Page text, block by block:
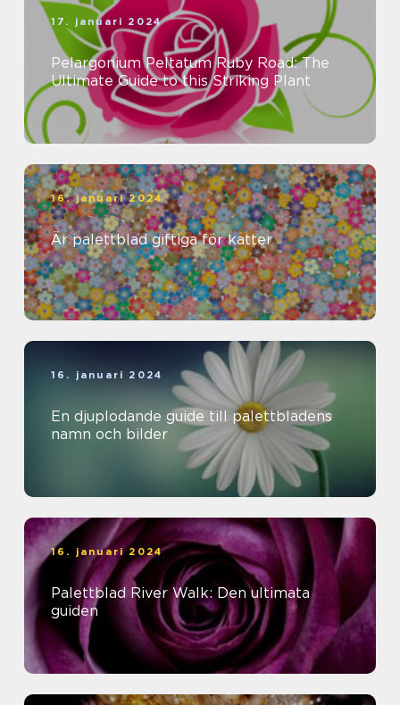
17. januari 2024
Pelargonium Peltatum Ruby Road: The
Ultimate Guide to this Striking Plant
16. januari 2024
Är palettblad giftiga för katter
16. januari 2024
En djuplodande guide till palettbladens
namn och bilder
16. januari 2024
Palettblad River Walk: Den ultimata
guiden